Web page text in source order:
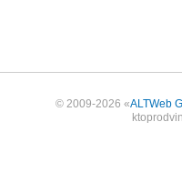
© 2009-2026 «ALTWeb